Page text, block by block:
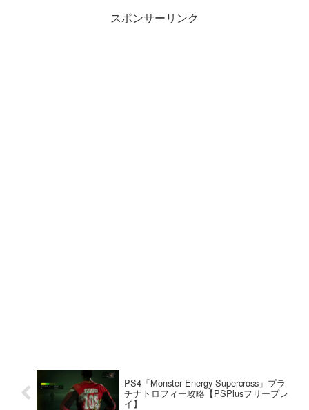
スポンサーリンク
PS4「Monster Energy Supercross」プラ
チナトロフィー攻略【PSPlusフリープレ
イ】